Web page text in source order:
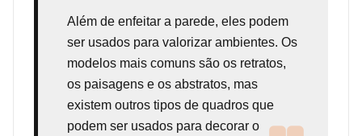
Além de enfeitar a parede, eles podem
ser usados para valorizar ambientes. Os
modelos mais comuns são os retratos,
os paisagens e os abstratos, mas
existem outros tipos de quadros que
podem ser usados para decorar o